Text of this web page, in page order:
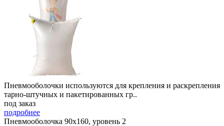
Пневмооболочки используются для крепления и раскрепления
тарно-штучных и пакетированных гр..
под заказ
подробнее
Пневмооболочка 90х160, уровень 2